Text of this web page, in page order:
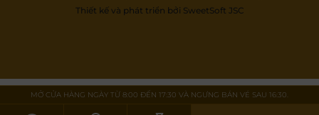
Thiết kế và phát triển bởi SweetSoft JSC
MỞ CỬA HÀNG NGÀY TỪ 8:00 ĐẾN 17:30 VÀ NGƯNG BÁN VÉ SAU 16:30.